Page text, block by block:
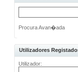
Procura Avan�ada
Utilizadores
Utilizador: